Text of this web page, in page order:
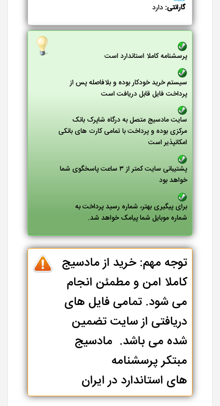
گارانتی: دارد
پرسشنامه کاملا استاندارد است
سیستم خرید خودکار بوده و بلافاصله پس از
پرداخت فایل قابل دریافت است
سایت مادسیج متصل به درگاه شاپرک بانک
مرکزی بوده و پرداخت با تمامی کارت های بانکی
امکانپذیر است
پشتیبانی سایت کمتر از ۳ ساعت پاسخگوی شما
خواهد بود
برای پیگیری بهتر، شماره رسید پرداخت به
شماره موبایل شما پیامک خواهد شد.
توجه مهم: خرید از مادسیج
کاملا امن و مطمئن انجام
می شود. تمامی فایل های
دریافتی از سایت تضمین
شده می باشد. مادسیج
مبتکر پرسشنامه
های استاندارد در ایران